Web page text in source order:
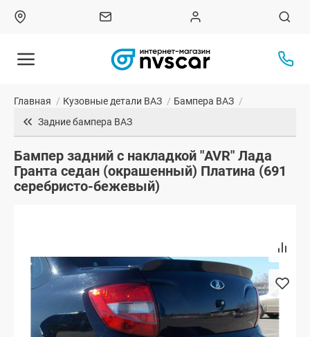
Главная / Кузовные детали ВАЗ / Бампера ВАЗ /
Задние бампера ВАЗ
Бампер задний с накладкой "AVR" Лада
Гранта седан (окрашенный) Платина (691
серебристо-бежевый)